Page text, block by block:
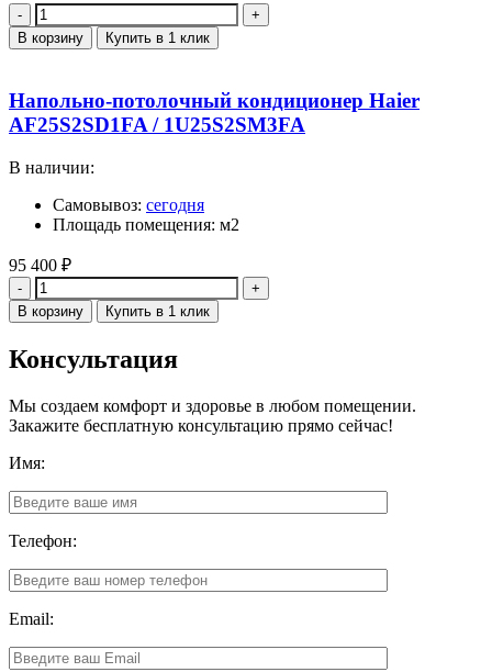
Количество
В корзину Купить в 1 клик
Напольно-потолочный кондиционер Haier
AF25S2SD1FA / 1U25S2SM3FA
В наличии:
Самовывоз: сегодня
Площадь помещения: м2
95 400 ₽
Количество
В корзину Купить в 1 клик
Консультация
Мы создаем комфорт и здоровье в любом помещении.
Закажите бесплатную консультацию прямо сейчас!
Имя:
Телефон:
Email: